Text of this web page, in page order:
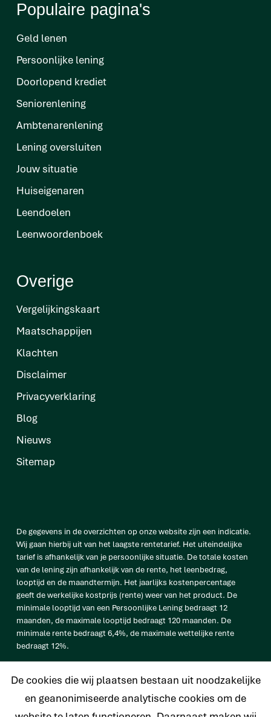
Populaire pagina's
Geld lenen
Persoonlijke lening
Doorlopend krediet
Seniorenlening
Ambtenarenlening
Lening oversluiten
Jouw situatie
Huiseigenaren
Leendoelen
Leenwoordenboek
Overige
Vergelijkingskaart
Maatschappijen
Klachten
Disclaimer
Privacyverklaring
Blog
Nieuws
Sitemap
De gegevens in de overzichten op onze website zijn een indicatie.
Wij gaan hierbij uit van het laagste rentetarief. Het uiteindelijke
tarief is afhankelijk van je persoonlijke situatie. De totale kosten
van de lening zijn afhankelijk van de rente, het leenbedrag,
looptijd en de maandtermijn. Het jaarlijks kostenpercentage
geeft de werkelijke kostprijs (rente) weer van het product. De
minimale looptijd van een Persoonlijke Lening bedraagt 12
maanden, de maximale looptijd bedraagt 120 maanden. De
minimale rente bedraagt 6,4%, de maximale wettelijke rente
bedraagt 12%.
bedraagt € 33.638 op basis van een looptijd van 120 maanden met
een maandtermijn van € 280,32 en een rentetarief van 6,4%.
De cookies die wij plaatsen bestaan uit noodzakelijke
en geanonimiseerde analytische cookies om de